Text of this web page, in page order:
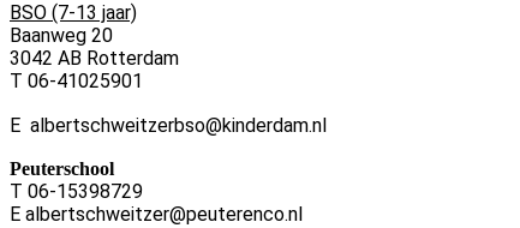
BSO (7-13 jaar)
Baanweg 20
3042 AB Rotterdam
T 06-41025901
E albertschweitzerbso@kinderdam.nl
Peuterschool
T 06-15398729
E albertschweitzer@peuterenco.nl